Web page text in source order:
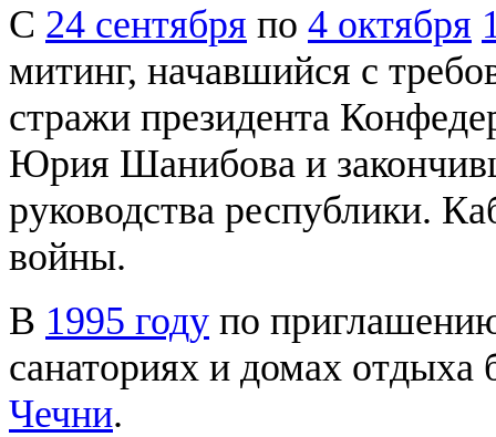
С 24 сентября по 4 октября
митинг, начавшийся с
стражи президента
Юрия Шанибова и
руководства республики.
войны.
В 1995 году по
санаториях и домах
Чечни.